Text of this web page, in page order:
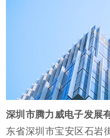
深圳市腾力威电子发展
东省深圳市宝安区石岩